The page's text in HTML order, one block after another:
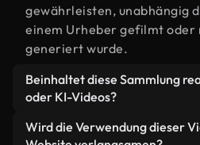
gewährleisten, unabhängig
einem Urheber gefilmt oder
generiert wurde.
Beinhaltet diese Sammlung
oder KI-Videos?
Beides. Es handelt sich um
aus realen, von Menschen
Wird die Verwendung dieser